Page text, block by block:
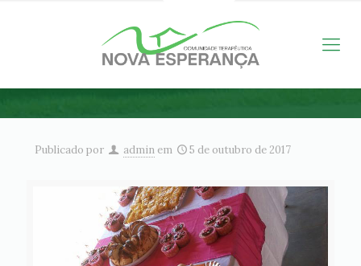
Publicado por admin em 5 de outubro de 2017